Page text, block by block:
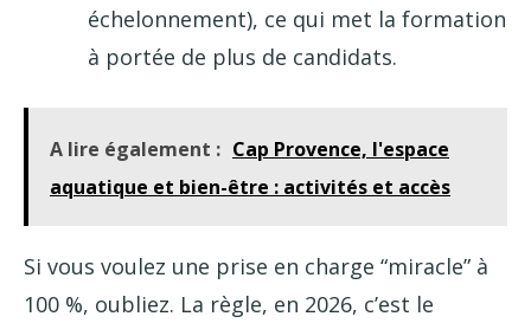
échelonnement), ce qui met la formation
à portée de plus de candidats.
A lire également : Cap Provence, l'espace
aquatique et bien-être : activités et accès
Si vous voulez une prise en charge “miracle” à
100 %, oubliez. La règle, en 2026, c’est le